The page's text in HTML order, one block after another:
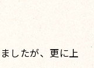
したが、更に上